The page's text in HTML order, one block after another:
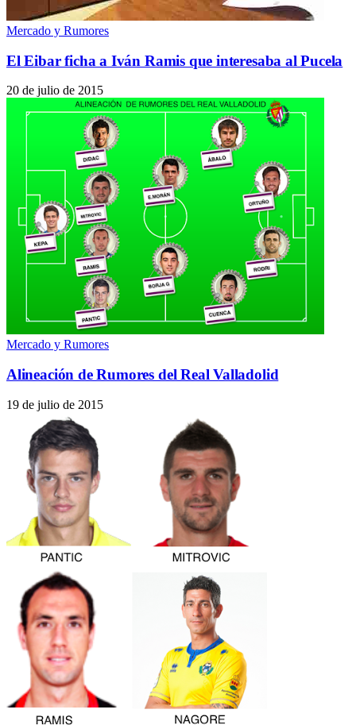
Mercado y Rumores
El Eibar ficha a Iván Ramis que interesaba al Pucela
20 de julio de 2015
Mercado y Rumores
Alineación de Rumores del Real Valladolid
19 de julio de 2015